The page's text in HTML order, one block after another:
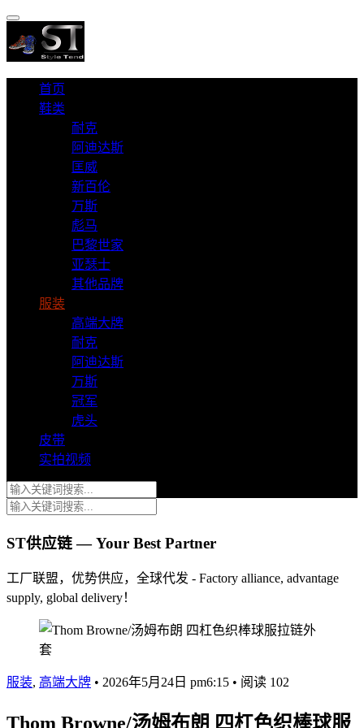
首页
鞋类
耐克
阿迪达斯
匡威
新百伦
万斯
彪马
巴黎世家
亚瑟士
其他品牌
服装
高端大牌
耐克
阿迪达斯
万斯
冠军
虎头
皮带
实拍视频
ST供应链 — Your Best Partner
工厂联盟，优势供应，全球代发 - Factory alliance, advantage
supply, global delivery！
服装, 高端大牌 • 2026年5月24日 pm6:15 • 阅读 102
Thom Browne/汤姆布朗 四杠色织棒球服